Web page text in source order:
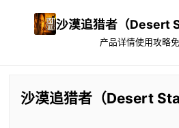
沙漠追猎者（Desert
产品详情使用攻略
沙漠追猎者（Desert